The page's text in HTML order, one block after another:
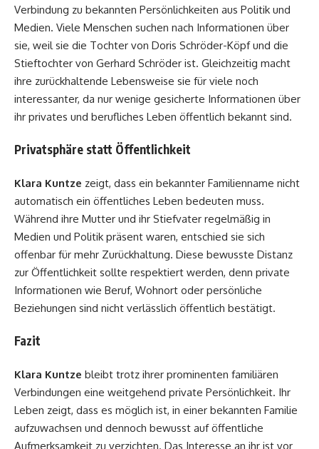
Verbindung zu bekannten Persönlichkeiten aus Politik und
Medien. Viele Menschen suchen nach Informationen über
sie, weil sie die Tochter von Doris Schröder-Köpf und die
Stieftochter von Gerhard Schröder ist. Gleichzeitig macht
ihre zurückhaltende Lebensweise sie für viele noch
interessanter, da nur wenige gesicherte Informationen über
ihr privates und berufliches Leben öffentlich bekannt sind.
Privatsphäre statt Öffentlichkeit
Klara Kuntze zeigt, dass ein bekannter Familienname nicht
automatisch ein öffentliches Leben bedeuten muss.
Während ihre Mutter und ihr Stiefvater regelmäßig in
Medien und Politik präsent waren, entschied sie sich
offenbar für mehr Zurückhaltung. Diese bewusste Distanz
zur Öffentlichkeit sollte respektiert werden, denn private
Informationen wie Beruf, Wohnort oder persönliche
Beziehungen sind nicht verlässlich öffentlich bestätigt.
Fazit
Klara Kuntze bleibt trotz ihrer prominenten familiären
Verbindungen eine weitgehend private Persönlichkeit. Ihr
Leben zeigt, dass es möglich ist, in einer bekannten Familie
aufzuwachsen und dennoch bewusst auf öffentliche
Aufmerksamkeit zu verzichten. Das Interesse an ihr ist vor